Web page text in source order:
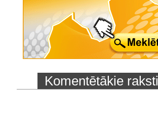
Komentētākie raksti